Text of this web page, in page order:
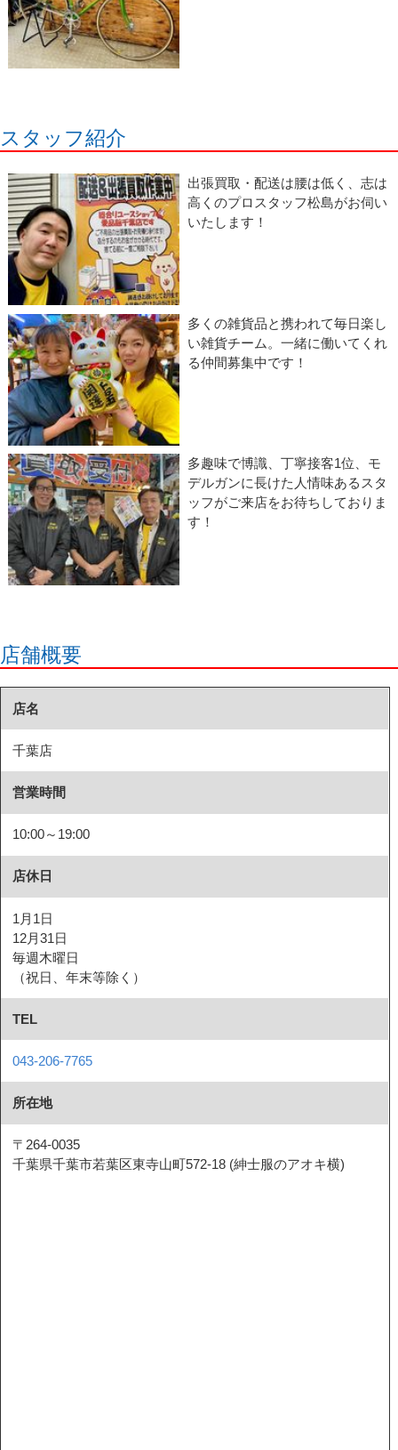
スタッフ紹介
出張買取・配送は腰は低く、志は
高くのプロスタッフ松島がお伺い
いたします！
多くの雑貨品と携われて毎日楽し
い雑貨チーム。一緒に働いてくれ
る仲間募集中です！
多趣味で博識、丁寧接客1位、モ
デルガンに長けた人情味あるスタ
ッフがご来店をお待ちしておりま
す！
店舗概要
店名
千葉店
営業時間
10:00～19:00
店休日
1月1日
12月31日
毎週木曜日
（祝日、年末等除く）
TEL
043-206-7765
所在地
〒264-0035
千葉県千葉市若葉区東寺山町572-18 (紳士服のアオキ横)